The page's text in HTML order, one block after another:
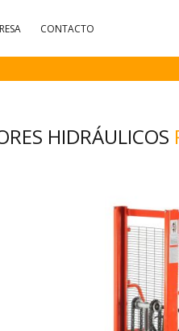
CONTACTO
HIDRÁULICOS